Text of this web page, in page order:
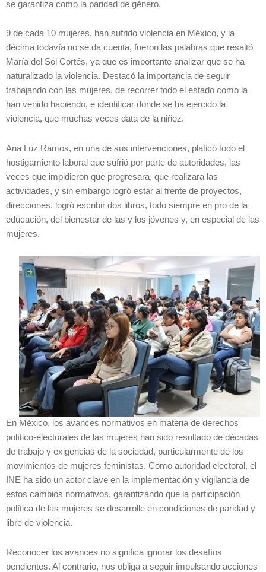
se garantiza como la paridad de género.
9 de cada 10 mujeres, han sufrido violencia en México, y la
décima todavía no se da cuenta, fueron las palabras que resaltó
María del Sol Cortés, ya que es importante analizar que se ha
naturalizado la violencia. Destacó la importancia de seguir
trabajando con las mujeres, de recorrer todo el estado como la
han venido haciendo, e identificar donde se ha ejercido la
violencia, que muchas veces data de la niñez.
Ana Luz Ramos, en una de sus intervenciones, platicó todo el
hostigamiento laboral que sufrió por parte de autoridades, las
veces que impidieron que progresara, que realizara las
actividades, y sin embargo logró estar al frente de proyectos,
direcciones, logró escribir dos libros, todo siempre en pro de la
educación, del bienestar de las y los jóvenes y, en especial de las
mujeres.
En México, los avances normativos en materia de derechos
político-electorales de las mujeres han sido resultado de décadas
de trabajo y exigencias de la sociedad, particularmente de los
movimientos de mujeres feministas. Como autoridad electoral, el
INE ha sido un actor clave en la implementación y vigilancia de
estos cambios normativos, garantizando que la participación
política de las mujeres se desarrolle en condiciones de paridad y
libre de violencia.
Reconocer los avances no significa ignorar los desafíos
pendientes. Al contrario, nos obliga a seguir impulsando acciones